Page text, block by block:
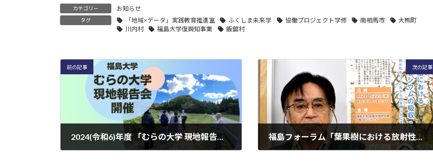
カテゴリー お知らせ
タグ 「地域×データ」実践教育推進室 ふくしま未来学 協働プロジェクト学修 南相馬市
大熊町
川内村
福島大学復興知事業 飯舘村
前の記事
2024(令和6)年度 「むらの大学 現地報告会」開催のお知らせ
次の記事
福島フォーラム「葉果樹における放射性セシウムの吸収・動態 ～何がわかり・これから何を明らかにすべきか～」開催報告